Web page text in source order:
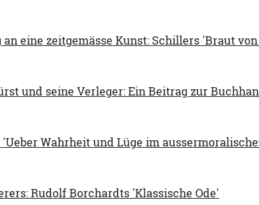
eine zeitgemässe Kunst: Schillers 'Braut
und seine Verleger: Ein Beitrag zur
Wahrheit und Lüge im
Rudolf Borchardts 'Klassische Ode'